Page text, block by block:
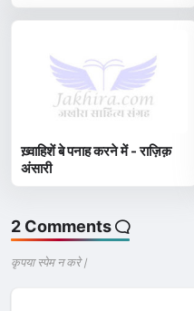
ख़्वाहिशें बे पनाह करने में - राज़िक़
अंसारी
2 Comments
कृपया स्पेम न करे |